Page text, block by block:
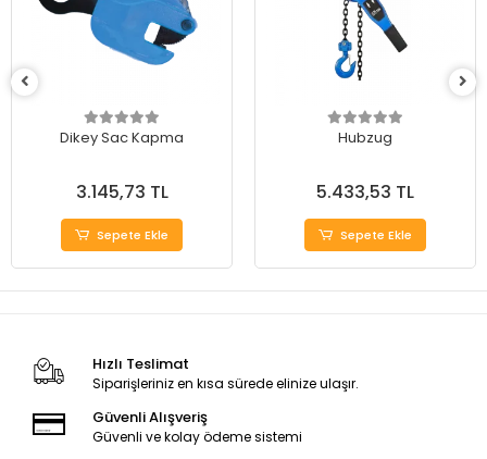
Dikey Sac Kapma
3.145,73 TL
Sepete Ekle
Hubzug
5.433,53 TL
Sepete Ekle
Hızlı Teslimat
Siparişleriniz en kısa sürede elinize ulaşır.
Güvenli Alışveriş
Güvenli ve kolay ödeme sistemi